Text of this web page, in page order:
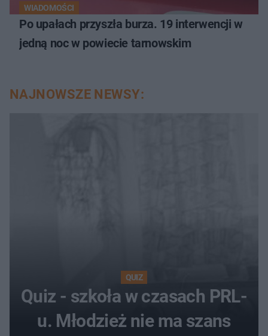
WIADOMOŚCI
Po upałach przyszła burza. 19 interwencji w
jedną noc w powiecie tarnowskim
NAJNOWSZE NEWSY:
QUIZ
Quiz - szkoła w czasach PRL-
u. Młodzież nie ma szans